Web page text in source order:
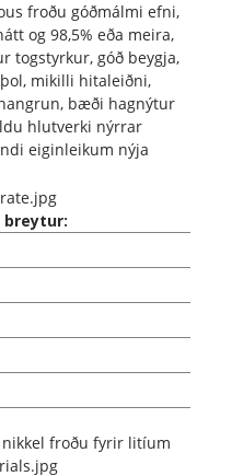
froðu góðmálmi efni,
og 98,5% eða meira,
togstyrkur, góð beygja,
mikilli hitaleiðni,
bæði hagnýtur
hlutverki nýrrar
eiginleikum nýja